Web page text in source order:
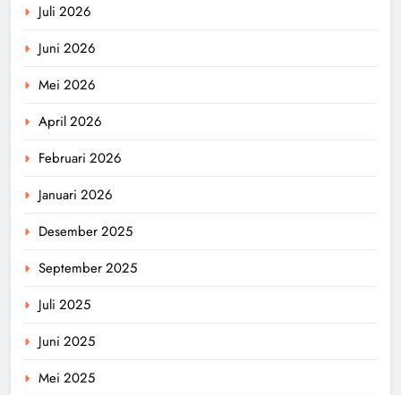
Juli 2026
Juni 2026
Mei 2026
April 2026
Februari 2026
Januari 2026
Desember 2025
September 2025
Juli 2025
Juni 2025
Mei 2025